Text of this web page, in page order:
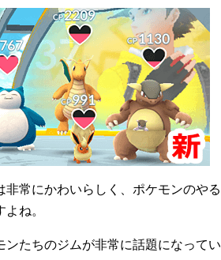
常にかわいらしく、ポケモンのやる
ね。
たちのジムが非常に話題になってい